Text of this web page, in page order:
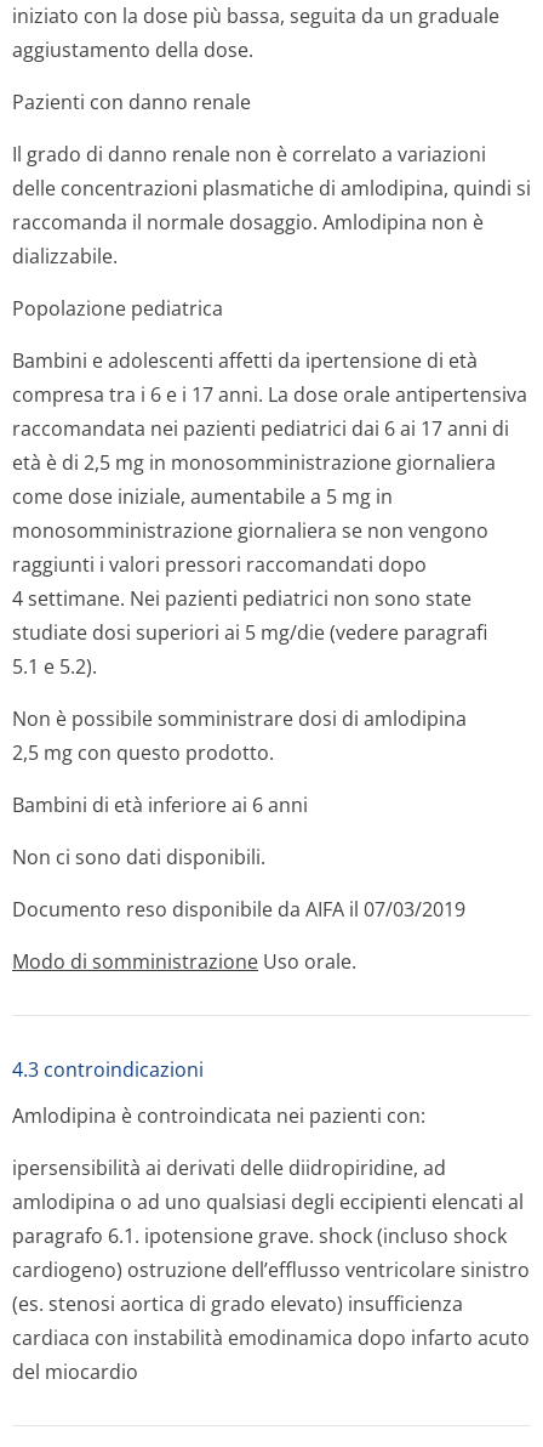
iniziato con la dose più bassa, seguita da un graduale
aggiustamento della dose.
Pazienti con danno renale
Il grado di danno renale non è correlato a variazioni
delle concentrazioni plasmatiche di amlodipina, quindi si
raccomanda il normale dosaggio. Amlodipina non è
dializzabile.
Popolazione pediatrica
Bambini e adolescenti affetti da ipertensione di età
compresa tra i 6 e i 17 anni. La dose orale antipertensiva
raccomandata nei pazienti pediatrici dai 6 ai 17 anni di
età è di 2,5 mg in monosomministra­zione giornaliera
come dose iniziale, aumentabile a 5 mg in
monosomministra­zione giornaliera se non vengono
raggiunti i valori pressori raccomandati dopo
4 settimane. Nei pazienti pediatrici non sono state
studiate dosi superiori ai 5 mg/die (vedere paragrafi
5.1 e 5.2).
Non è possibile somministrare dosi di amlodipina
2,5 mg con questo prodotto.
Bambini di età inferiore ai 6 anni
Non ci sono dati disponibili.
Documento reso disponibile da AIFA il 07/03/2019
Modo di somministrazione Uso orale.
4.3 controindicazioni
Amlodipina è controindicata nei pazienti con:
ipersensibilità ai derivati delle diidropiridine, ad
amlodipina o ad uno qualsiasi degli eccipienti elencati al
paragrafo 6.1. ipotensione grave. shock (incluso shock
cardiogeno) ostruzione dell’efflusso ventricolare sinistro
(es. stenosi aortica di grado elevato) insufficienza
cardiaca con instabilità emodinamica dopo infarto acuto
del miocardio